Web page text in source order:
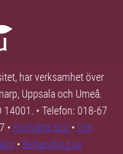
har verksamhet över
Uppsala och Umeå.
• Telefon: 018-67
• Kontakta SLU • Om
• Behandling av